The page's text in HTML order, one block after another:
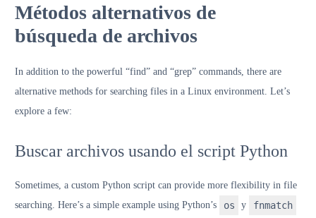
Métodos alternativos de
búsqueda de archivos
In addition to the powerful “find” and “grep” commands, there are
alternative methods for searching files in a Linux environment. Let’s
explore a few:
Buscar archivos usando el script Python
Sometimes, a custom Python script can provide more flexibility in file
searching. Here’s a simple example using Python’s
os y fnmatch